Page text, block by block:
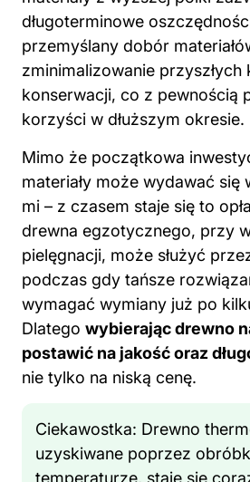
długoterminowe
przemyślany dobór
zminimalizowanie przyszłych
konserwacji, co z pewnością
korzyści w dłuższym okresie.
Mimo że początkowa
materiały może wydawać się
mi – z czasem staje się to
drewna egzotycznego, przy
pielęgnacji, może służyć
podczas gdy tańsze
wymagać wymiany już po
Dlatego wybierając drewno
postawić na jakość oraz
nie tylko na niską cenę.
Ciekawostka: Drewno
uzyskiwane poprzez
temperaturze, staje się